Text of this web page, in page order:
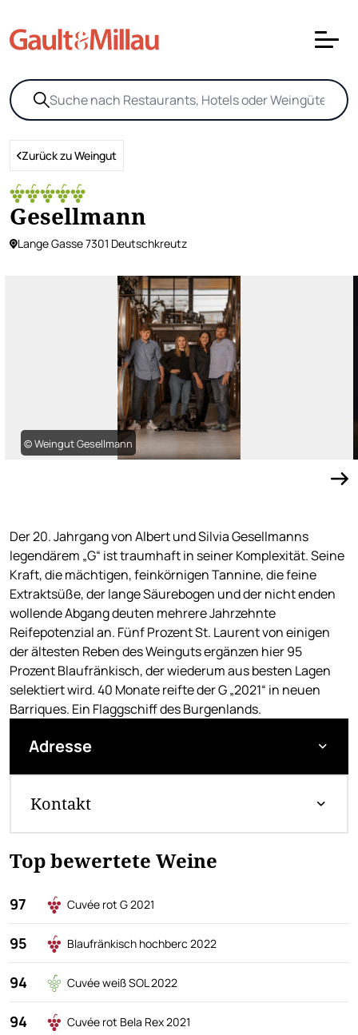
Zurück zu Weingut
Gesellmann
Lange Gasse 7301 Deutschkreutz
© Weingut Gesellmann
Der 20. Jahrgang von Albert und Silvia Gesellmanns
legendärem „G“ ist traumhaft in seiner Komplexität. Seine
Kraft, die mächtigen, feinkörnigen Tannine, die feine
Extraktsüße, der lange Säurebogen und der nicht enden
wollende Abgang deuten mehrere Jahrzehnte
Reifepotenzial an. Fünf Prozent St. Laurent von einigen
der ältesten Reben des Weinguts ergänzen hier 95
Prozent Blaufränkisch, der wiederum aus besten Lagen
selektiert wird. 40 Monate reifte der G „2021“ in neuen
Barriques. Ein Flaggschiff des Burgenlands.
Adresse
Kontakt
Top bewertete Weine
97 Cuvée rot G 2021
95 Blaufränkisch hochberc 2022
94 Cuvée weiß SOL 2022
94 Cuvée rot Bela Rex 2021